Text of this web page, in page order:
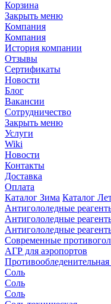
Корзина
Закрыть меню
Компания
Компания
История компании
Отзывы
Сертификаты
Новости
Блог
Вакансии
Сотрудничество
Закрыть меню
Услуги
Wiki
Новости
Контакты
Доставка
Оплата
Каталог Зима Каталог
Антигололедные
Антигололедные
Антигололедные
Современные
АГР для аэропортов
Соль
Соль
Соль